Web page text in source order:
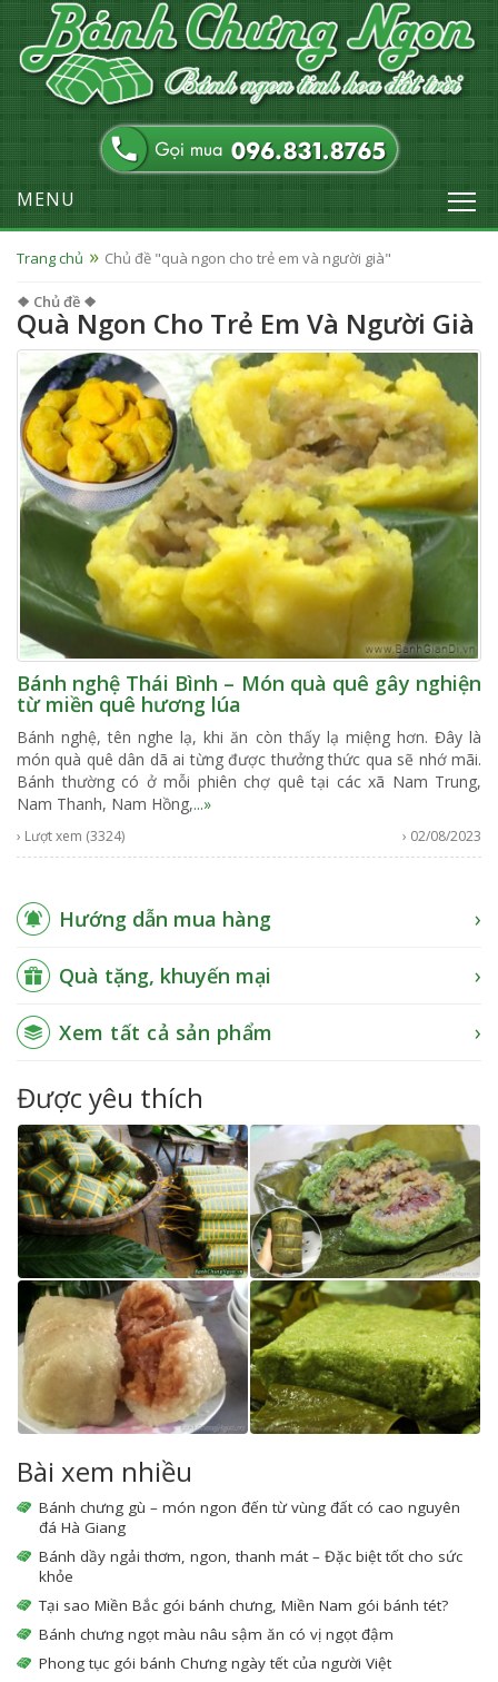
MENU
Trang chủ Chủ đề "quà ngon cho trẻ em và người già"
❖ Chủ đề ❖
Quà Ngon Cho Trẻ Em Và Người Già
Bánh nghệ Thái Bình – Món quà quê gây nghiện
từ miền quê hương lúa
Bánh nghệ, tên nghe lạ, khi ăn còn thấy lạ miệng hơn. Đây là
món quà quê dân dã ai từng được thưởng thức qua sẽ nhớ mãi.
Bánh thường có ở mỗi phiên chợ quê tại các xã Nam Trung,
Nam Thanh, Nam Hồng,...»
› Lượt xem (3324) › 02/08/2023
Hướng dẫn mua hàng
Quà tặng, khuyến mại
Xem tất cả sản phẩm
Được yêu thích
Bài xem nhiều
Bánh chưng gù – món ngon đến từ vùng đất có cao nguyên
đá Hà Giang
Bánh dầy ngải thơm, ngon, thanh mát – Đặc biệt tốt cho sức
khỏe
Tại sao Miền Bắc gói bánh chưng, Miền Nam gói bánh tét?
Bánh chưng ngọt màu nâu sậm ăn có vị ngọt đậm
Phong tục gói bánh Chưng ngày tết của người Việt